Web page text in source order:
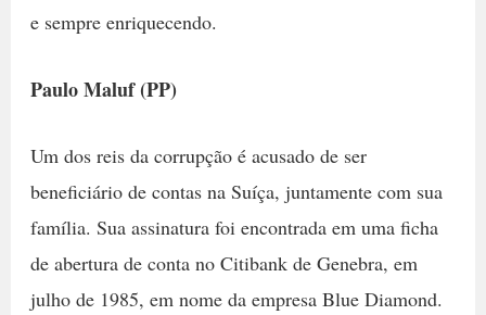
e sempre enriquecendo.
Paulo Maluf (PP)
Um dos reis da corrupção é acusado de ser
beneficiário de contas na Suíça, juntamente com sua
família. Sua assinatura foi encontrada em uma ficha
de abertura de conta no Citibank de Genebra, em
julho de 1985, em nome da empresa Blue Diamond.